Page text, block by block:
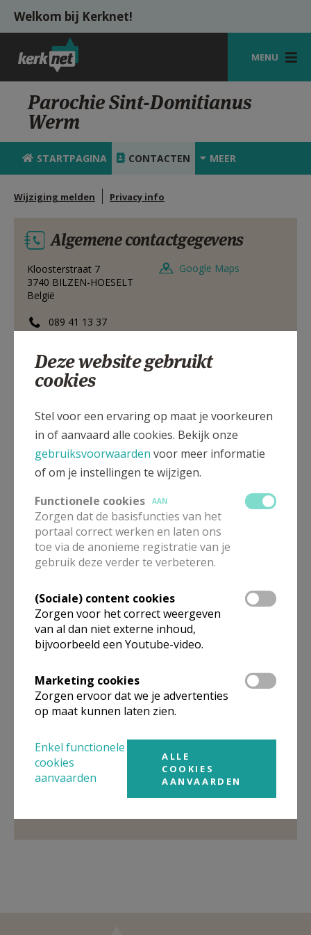
Overslaan en naar de inhoud gaan
Welkom bij Kerknet!
MENU
STARTPAGINA
KERK
VIERINGEN
HULP
MIJN PAROCHIE
AANMELDEN OF REGISTREREN
Parochie Sint-Domitianus
Werm
STARTPAGINA CONTACTEN MEER
Wijziging melden Privacy info
Algemene contactgegevens
Kloosterstraat 7
3740 BILZEN-HOESELT
België
089 41 13 37
Google Maps
Kloosterstraat 7, 3740 BILZEN-HOESELT
Niet gevonden wat je zocht? Hier vind je links naar de
gegevens van andere organisaties op het boven-,
Behoort totPastorale eenheid Heilige Maria
Magdalena Hoeselt
Pastorale eenheid Heilige Maria Magdalena
Deze website gebruikt
cookies
Stel voor een ervaring op maat je voorkeuren
in of aanvaard alle cookies. Bekijk onze
gebruiksvoorwaarden voor meer informatie
of om je instellingen te wijzigen.
Functionele cookies
AAN
Zorgen dat de basisfuncties van het
portaal correct werken en laten ons
toe via de anonieme registratie van je
gebruik deze verder te verbeteren.
(Sociale) content cookies
Zorgen voor het correct weergeven
van al dan niet externe inhoud,
bijvoorbeeld een Youtube-video.
Marketing cookies
Zorgen ervoor dat we je advertenties
op maat kunnen laten zien.
Enkel functionele
cookies
aanvaarden
ALLE
COOKIES
AANVAARDEN